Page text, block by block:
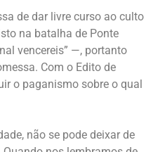
de dar livre curso ao culto
na batalha de Ponte
vencereis” —, portanto
Com o Edito de
o paganismo sobre o qual
não se pode deixar de